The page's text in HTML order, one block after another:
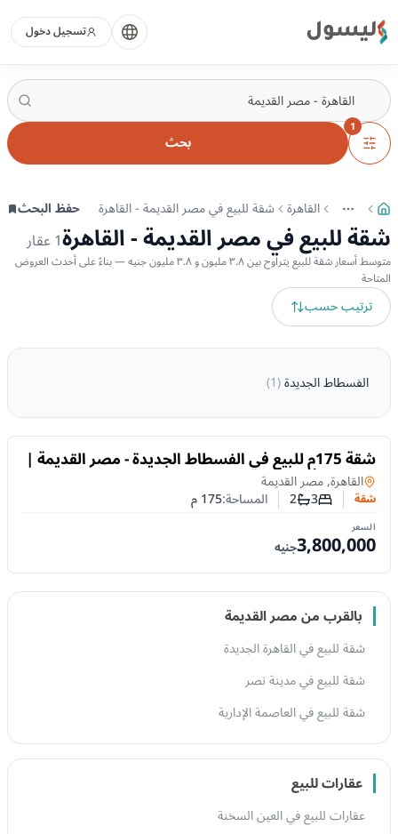
ليسول تسجيل دخول
1
بحث
More
عرض المزيد من المسارات
القاهرة شقة للبيع في مصر القديمة - القاهرة حفظ البحث
شقة للبيع في مصر القديمة - القاهرة1عقار
متوسط أسعار شقة للبيع يتراوح بين ٣.٨ مليون و ٣.٨ مليون جنيه — بناءً على أحدث العروض
المتاحة
ترتيب حسب
الفسطاط الجديدة(
1
)
للبيع شقة 175م للبيع في الفسطاط الجديدة - مصر القديمة |
تشطيب ألترا سوبر لوكس
شقةفي
القاهرة, مصر القديمة
شقة عدد غرف النوم
3عدد الحمامات
2 المساحة:175م
السعر
3,800,000جنيه
بالقرب من مصر القديمة
شقة للبيع في القاهرة الجديدة
شقة للبيع في مدينة نصر
شقة للبيع في العاصمة الإدارية
عقارات للبيع
عقارات للبيع في العين السخنة